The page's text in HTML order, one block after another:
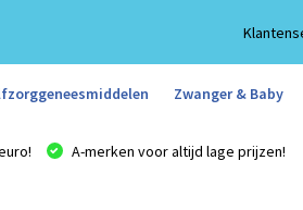
Zwanger & Baby
A-merken voor altijd lage prijzen!